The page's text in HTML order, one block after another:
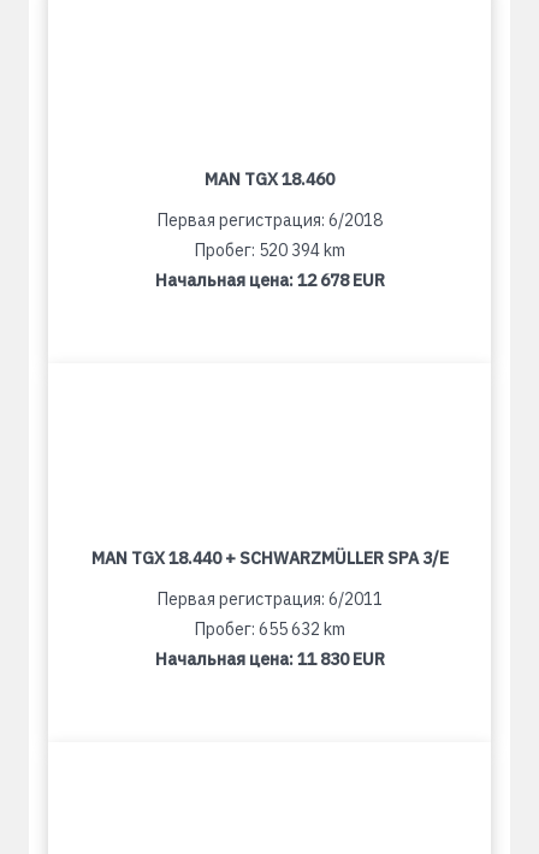
MAN TGX 18.460
Первая регистрация: 6/2018
Пробег: 520 394 km
Начальная цена:12 678 EUR
MAN TGX 18.440 + SCHWARZMÜLLER SPA 3/E
Первая регистрация: 6/2011
Пробег: 655 632 km
Начальная цена:11 830 EUR